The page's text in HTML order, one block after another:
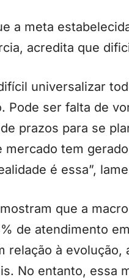
a meta
acredita que
universalizar
Pode ser falta de
prazos para se
mercado tem
é essa”,
que a
de atendimento
relação à evolução,
No entanto, essa